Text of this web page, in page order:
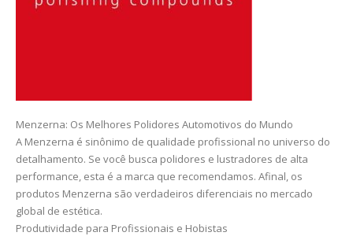
​Menzerna: Os Melhores Polidores Automotivos do Mundo
​A Menzerna é sinônimo de qualidade profissional no universo do
detalhamento. Se você busca polidores e lustradores de alta
performance, esta é a marca que recomendamos. Afinal, os
produtos Menzerna são verdadeiros diferenciais no mercado
global de estética.
​Produtividade para Profissionais e Hobistas